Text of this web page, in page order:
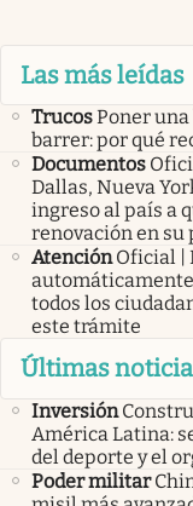
Las más leídas
TrucosPoner una
barrer: por qué
Documentos
Dallas, Nueva
ingreso al país a
renovación en su
Atención Oficial |
automáticamente
todos los
este trámite
Últimas
Inversión
América Latina:
del deporte y el
Poder militar